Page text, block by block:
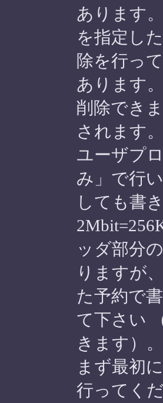
あります
を指定し
除を行っ
あります
削除でき
されます。
ユーザプ
み」で行
しても書
ッダ部分
りますが
た予約で
て下さい
きます）。
まず最初
行ってく